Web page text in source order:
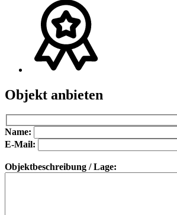
Objekt anbieten
Bitte lasse dieses Feld leer.
Bitte lasse dieses Feld leer.
Name:
E-Mail:
Objektbeschreibung / Lage: